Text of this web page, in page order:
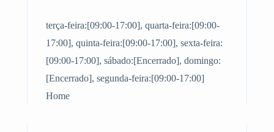
terça-feira:[09:00-17:00], quarta-feira:[09:00-
17:00], quinta-feira:[09:00-17:00], sexta-feira:
[09:00-17:00], sábado:[Encerrado], domingo:
[Encerrado], segunda-feira:[09:00-17:00]
Home